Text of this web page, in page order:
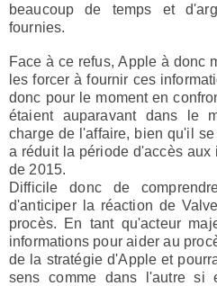
beaucoup de temps et
fournies.
Face à ce refus,Apple à donc
les forcer à fournir ces
donc pour le moment en
étaient auparavant dans le
charge de l'affaire, bien qu'il
a réduit la période d'accès aux
de 2015.
Difficile donc de
d'anticiper la réaction de
procès. En tant qu'acteur
informations pour aider au
de la stratégie d'Apple et
sens comme dans l'autre si